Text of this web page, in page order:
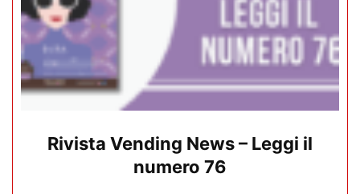
Rivista Vending News – Leggi il
numero 76